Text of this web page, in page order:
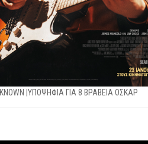
|ΥΠΟΨΗΦΙΑ ΓΙΑ 8 ΒΡΑΒΕΙΑ ΟΣΚΑΡ